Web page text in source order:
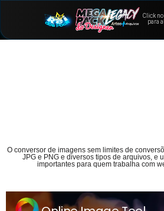
Click
para
O conversor de imagens sem limites de
JPG e PNG e diversos tipos de arquivos, e
importantes para quem trabalha com